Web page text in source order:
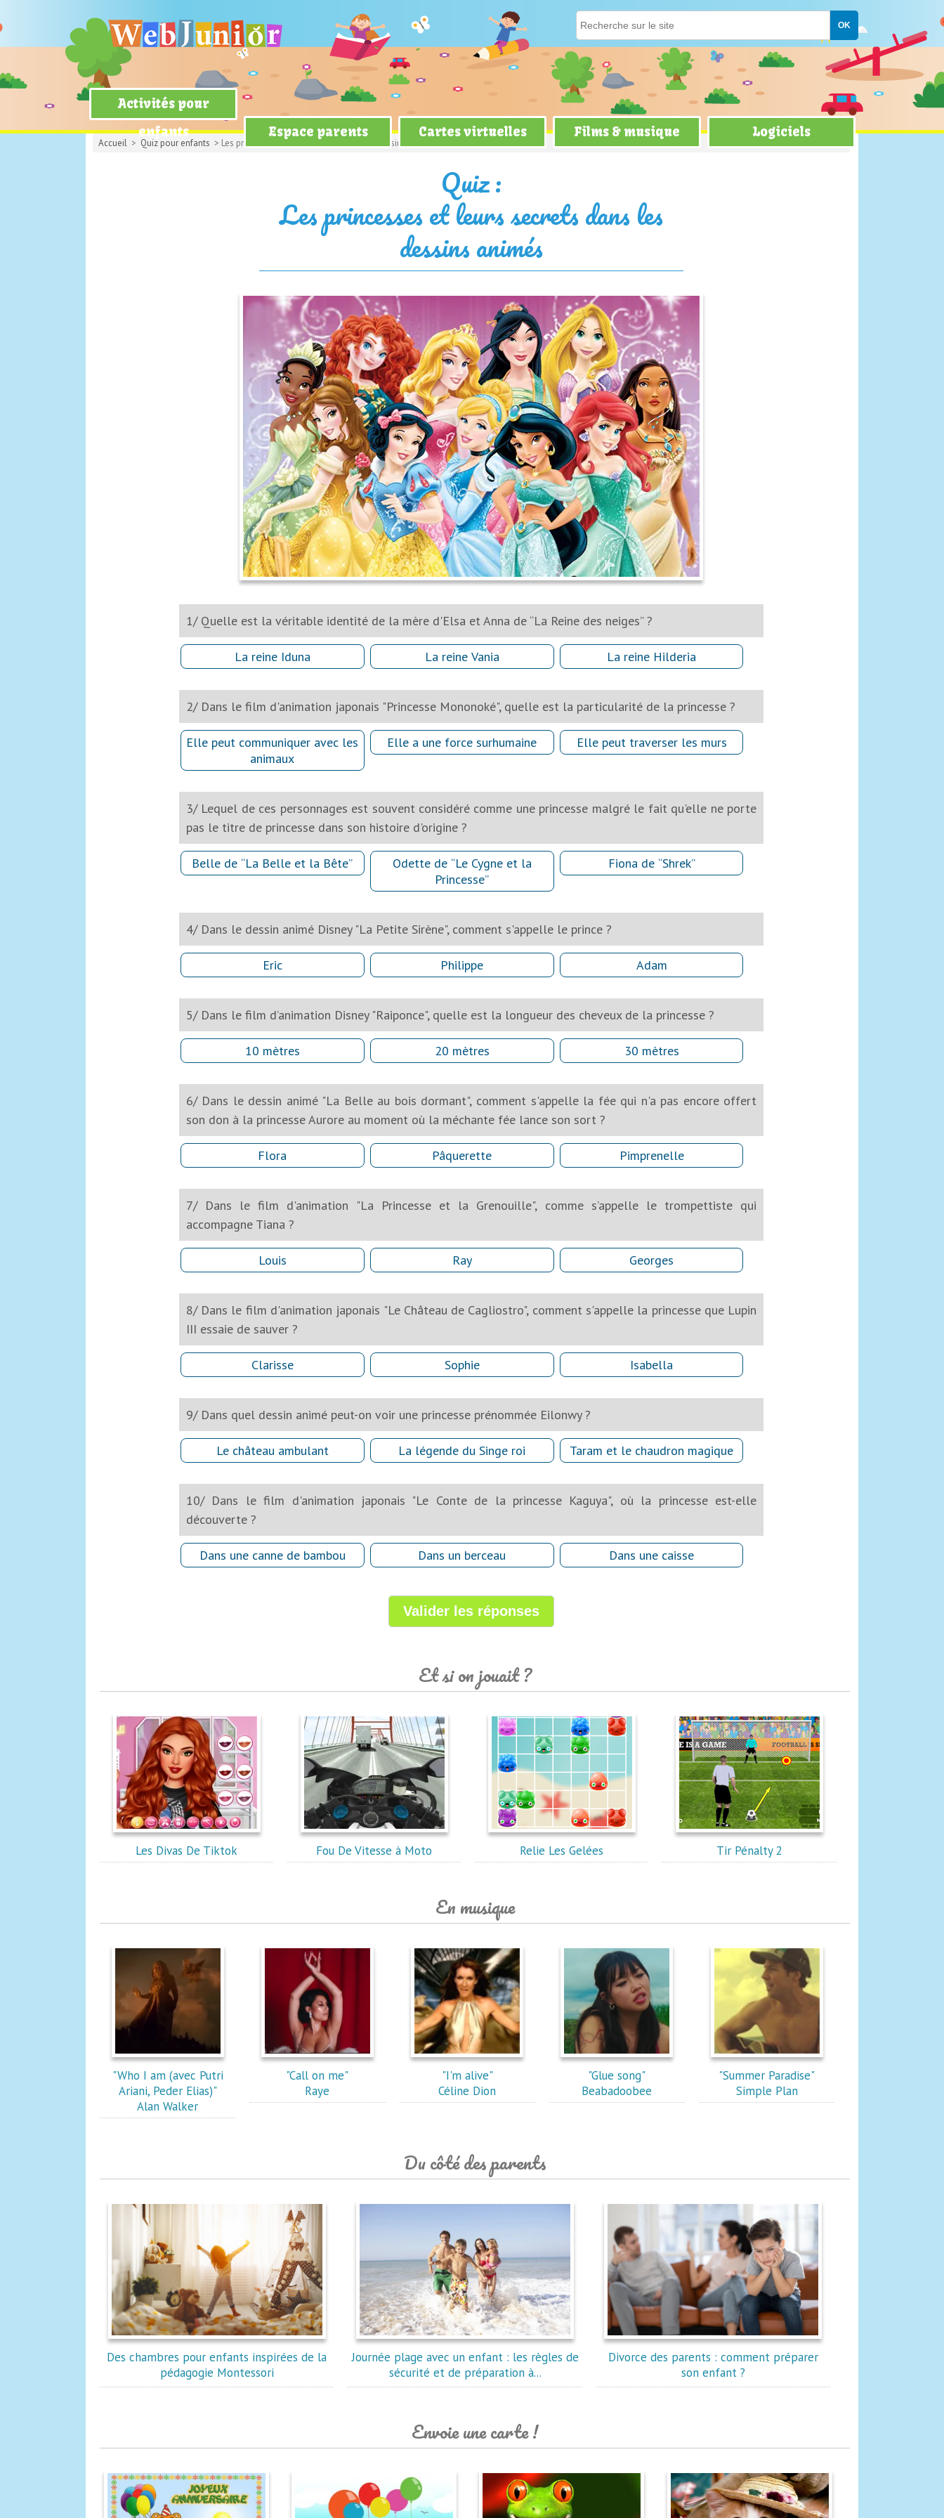
Activités pour
enfants
Espace parents Cartes virtuelles Films & musique Logiciels
Accueil > Quiz pour enfants > Les princesses et leurs secrets dans les dessins animés
Quiz :
Les princesses et leurs secrets dans les
dessins animés
1/ Quelle est la véritable identité de la mère d'Elsa et Anna de “La Reine des neiges” ?
La reine Iduna La reine Vania La reine Hilderia
2/ Dans le film d'animation japonais "Princesse Mononoké", quelle est la particularité de la princesse ?
Elle peut communiquer avec les
animaux
Elle a une force surhumaine Elle peut traverser les murs
3/ Lequel de ces personnages est souvent considéré comme une princesse malgré le fait qu'elle ne porte
pas le titre de princesse dans son histoire d'origine ?
Belle de “La Belle et la Bête”
Odette de “Le Cygne et la
Princesse”
Fiona de “Shrek”
4/ Dans le dessin animé Disney "La Petite Sirène", comment s'appelle le prince ?
Eric Philippe Adam
5/ Dans le film d’animation Disney "Raiponce", quelle est la longueur des cheveux de la princesse ?
10 mètres 20 mètres 30 mètres
6/ Dans le dessin animé "La Belle au bois dormant", comment s'appelle la fée qui n'a pas encore offert
son don à la princesse Aurore au moment où la méchante fée lance son sort ?
Flora Pâquerette Pimprenelle
7/ Dans le film d'animation "La Princesse et la Grenouille", comme s’appelle le trompettiste qui
accompagne Tiana ?
Louis Ray Georges
8/ Dans le film d'animation japonais "Le Château de Cagliostro", comment s'appelle la princesse que Lupin
III essaie de sauver ?
Clarisse Sophie Isabella
9/ Dans quel dessin animé peut-on voir une princesse prénommée Eilonwy ?
Le château ambulant La légende du Singe roi Taram et le chaudron magique
10/ Dans le film d'animation japonais "Le Conte de la princesse Kaguya", où la princesse est-elle
découverte ?
Dans une canne de bambou Dans un berceau Dans une caisse
Et si on jouait ?
Les Divas De Tiktok Fou De Vitesse à Moto Relie Les Gelées Tir Pénalty 2
En musique
"Who I am (avec Putri
Ariani, Peder Elias)"
Alan Walker
"Call on me"
Raye
"I'm alive"
Céline Dion
"Glue song"
Beabadoobee
"Summer Paradise"
Simple Plan
Du côté des parents
Des chambres pour enfants inspirées de la
pédagogie Montessori
Journée plage avec un enfant : les règles de
sécurité et de préparation à...
Divorce des parents : comment préparer
son enfant ?
Envoie une carte !